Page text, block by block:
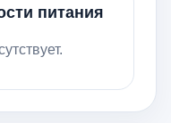
питания